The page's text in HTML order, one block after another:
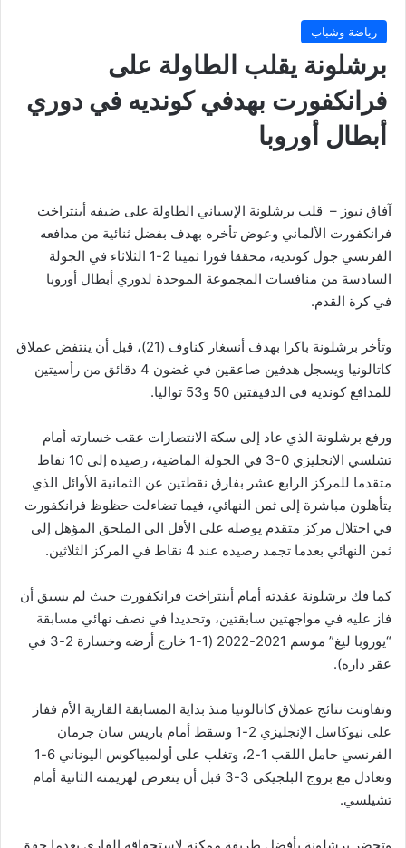
رياضة وشباب
برشلونة يقلب الطاولة على
فرانكفورت بهدفي كونديه في دوري
أبطال أوروبا
آفاق نيوز – قلب برشلونة الإسباني الطاولة على ضيفه أينتراخت
فرانكفورت الألماني وعوض تأخره بهدف بفضل ثنائية من مدافعه
الفرنسي جول كونديه، محققا فوزا ثمينا 2-1 الثلاثاء في الجولة
السادسة من منافسات المجموعة الموحدة لدوري أبطال أوروبا
في كرة القدم.
وتأخر برشلونة باكرا بهدف أنسغار كناوف (21)، قبل أن ينتفض عملاق
كاتالونيا ويسجل هدفين صاعقين في غضون 4 دقائق من رأسيتين
للمدافع كونديه في الدقيقتين 50 و53 تواليا.
ورفع برشلونة الذي عاد إلى سكة الانتصارات عقب خسارته أمام
تشلسي الإنجليزي 0-3 في الجولة الماضية، رصيده إلى 10 نقاط
متقدما للمركز الرابع عشر بفارق نقطتين عن الثمانية الأوائل الذي
يتأهلون مباشرة إلى ثمن النهائي، فيما تضاءلت حظوظ فرانكفورت
في احتلال مركز متقدم يوصله على الأقل الى الملحق المؤهل إلى
ثمن النهائي بعدما تجمد رصيده عند 4 نقاط في المركز الثلاثين.
كما فك برشلونة عقدته أمام أينتراخت فرانكفورت حيث لم يسبق أن
فاز عليه في مواجهتين سابقتين، وتحديدا في نصف نهائي مسابقة
“يوروبا ليغ” موسم 2021-2022 (1-1 خارج أرضه وخسارة 2-3 في
عقر داره).
وتفاوتت نتائج عملاق كاتالونيا منذ بداية المسابقة القارية الأم ففاز
على نيوكاسل الإنجليزي 2-1 وسقط أمام باريس سان جرمان
الفرنسي حامل اللقب 1-2، وتغلب على أولمبياكوس اليوناني 6-1
وتعادل مع بروج البلجيكي 3-3 قبل أن يتعرض لهزيمته الثانية أمام
تشيلسي.